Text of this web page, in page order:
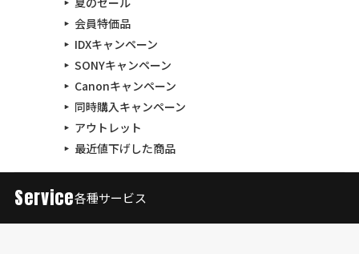
会員特価品
IDXキャンペーン
SONYキャンペーン
Canonキャンペーン
同時購入キャンペーン
アウトレット
最近値下げした商品
Service各種サービス